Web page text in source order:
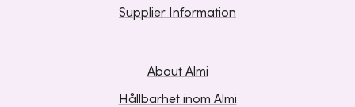
Supplier Information
About Almi
Hållbarhet inom Almi